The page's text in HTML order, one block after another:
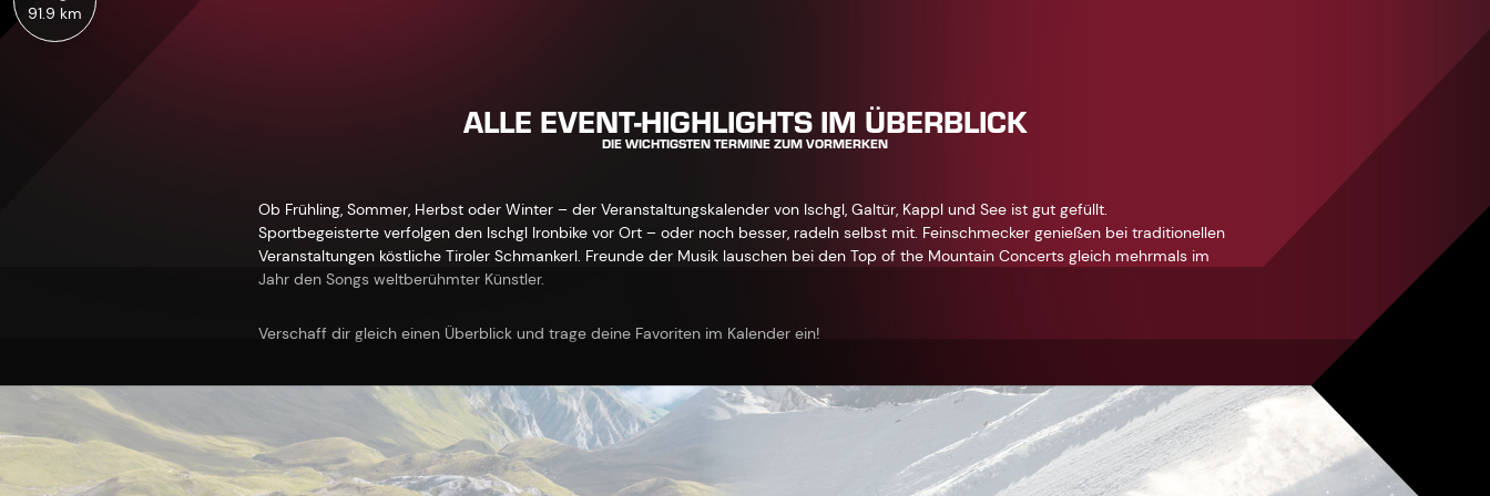
91.9 km
ALLE EVENT-HIGHLIGHTS IM ÜBERBLICK
DIE WICHTIGSTEN TERMINE ZUM VORMERKEN
Ob Frühling, Sommer, Herbst oder Winter – der Veranstaltungskalender von Ischgl, Galtür, Kappl und See ist gut gefüllt.
Sportbegeisterte verfolgen den Ischgl Ironbike vor Ort – oder noch besser, radeln selbst mit. Feinschmecker genießen bei traditionellen
Veranstaltungen köstliche Tiroler Schmankerl. Freunde der Musik lauschen bei den Top of the Mountain Concerts gleich mehrmals im
Jahr den Songs weltberühmter Künstler.
Verschaff dir gleich einen Überblick und trage deine Favoriten im Kalender ein!